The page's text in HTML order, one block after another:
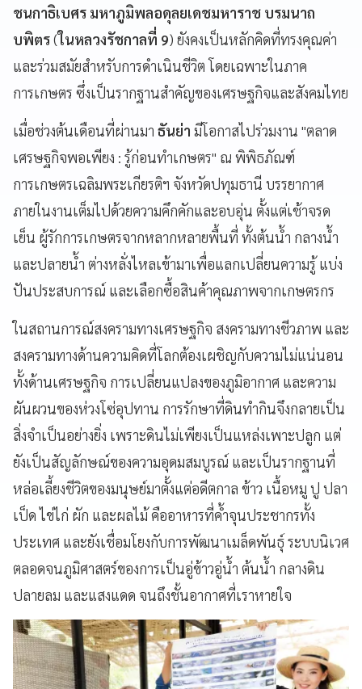
ชนกาธิเบศร มหาภูมิพลอดุลยเดชมหาราช บรมนาถ
บพิตร(ในหลวงรัชกาลที่ 9) ยังคงเป็นหลักคิดที่ทรงคุณค่า
และร่วมสมัยสำหรับการดำเนินชีวิต โดยเฉพาะในภาค
การเกษตร ซึ่งเป็นรากฐานสำคัญของเศรษฐกิจและสังคมไทย
เมื่อช่วงต้นเดือนที่ผ่านมา ธันย่า มีโอกาสไปร่วมงาน "ตลาด
เศรษฐกิจพอเพียง : รู้ก่อนทำเกษตร" ณ พิพิธภัณฑ์
การเกษตรเฉลิมพระเกียรติฯ จังหวัดปทุมธานี บรรยากาศ
ภายในงานเต็มไปด้วยความคึกคักและอบอุ่น ตั้งแต่เช้าจรด
เย็น ผู้รักการเกษตรจากหลากหลายพื้นที่ ทั้งต้นน้ำ กลางน้ำ
และปลายน้ำ ต่างหลั่งไหลเข้ามาเพื่อแลกเปลี่ยนความรู้ แบ่ง
ปันประสบการณ์ และเลือกซื้อสินค้าคุณภาพจากเกษตรกร
ในสถานการณ์สงครามทางเศรษฐกิจ สงครามทางชีวภาพ และ
สงครามทางด้านความคิดที่โลกต้องเผชิญกับความไม่แน่นอน
ทั้งด้านเศรษฐกิจ การเปลี่ยนแปลงของภูมิอากาศ และความ
ผันผวนของห่วงโซ่อุปทาน การรักษาที่ดินทำกินจึงกลายเป็น
สิ่งจำเป็นอย่างยิ่ง เพราะดินไม่เพียงเป็นแหล่งเพาะปลูก แต่
ยังเป็นสัญลักษณ์ของความอุดมสมบูรณ์ และเป็นรากฐานที่
หล่อเลี้ยงชีวิตของมนุษย์มาตั้งแต่อดีตกาล ข้าว เนื้อหมู ปู ปลา
เป็ด ไข่ไก่ ผัก และผลไม้ คืออาหารที่ค้ำจุนประชากรทั้ง
ประเทศ และยังเชื่อมโยงกับการพัฒนาเมล็ดพันธุ์ ระบบนิเวศ
ตลอดจนภูมิศาสตร์ของการเป็นอู่ข้าวอู่น้ำ ต้นน้ำ กลางดิน
ปลายลม และแสงแดด จนถึงชั้นอากาศที่เราหายใจ